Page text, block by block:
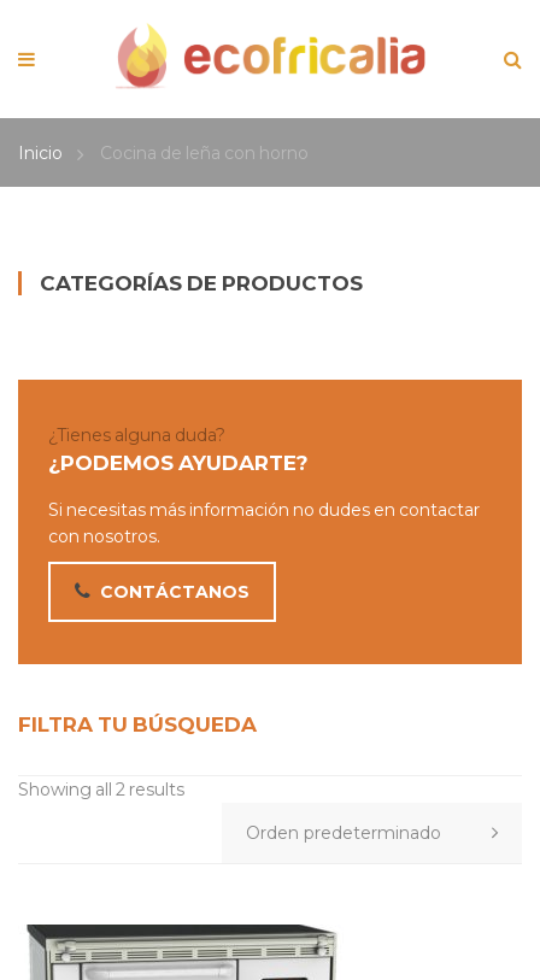
Inicio Cocina de leña con horno
Showing all 2 results
CATEGORÍAS DE PRODUCTOS
¿Tienes alguna duda?
¿PODEMOS AYUDARTE?
Si necesitas más información no dudes en contactar
con nosotros.
CONTÁCTANOS
FILTRA TU BÚSQUEDA